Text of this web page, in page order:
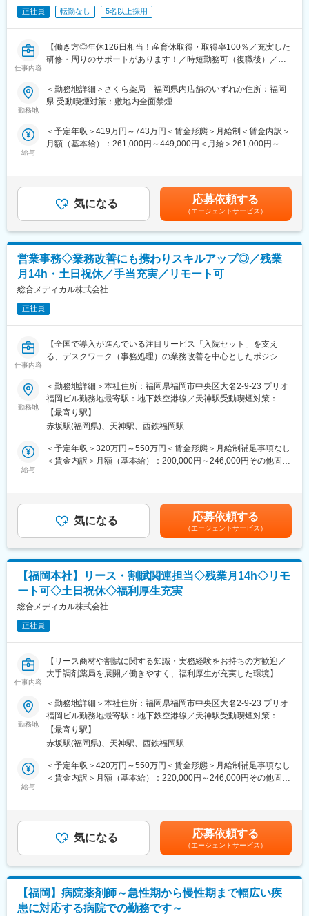
■営業スタイル
・新規開拓中心
・紹介は一部あり（社員紹介／銀行など）
新規開拓の手法は自由です。自分なりの勝ちパターンを確立でき
る方が活躍しています。
・年間 新規契約：25～30店舗（5～6法人）
・契約までのリードタイム：半年以上
■求める人物像
・ポジティブ思考／高いストレス耐性をお持ちの方
・自らPDCAを回し、改善し続けられる方
・経営改善に大きなインパクトを与えられる
・経営者のパートナー的存在になれる
・決算書を基にした提案など、ビジネス視点が身につく
■働き方・環境
・年休126日／土日祝休み
・残業月平均10h未満／時差出勤可
・有給は入社日付与＆時間単位で取得OK
■組織構成
・中途社員も多く、馴染みやすい環境
変更の範囲：営業、企画立案、社内外で折衝等の総合的判断が必
要な非定型業務全般
正社員 転勤なし 5名以上採用
仕事内容
【働き方◎年休126日相当！産育休取得・取得率100％／充実した
研修・周りのサポートがあります！／時短勤務可（復職後）／全
【職務概要】
をお任せします。
す。その一つが約20年前から導入され、進化を続けている調剤シ
ステム「SPITS」。
■処方箋受付から一連の調剤業務を連動させ、業務効率化を図るほ
か、調剤過誤防止機能を高め、患者様と働くスタッフを守ってい
ます。
《業界トップクラスの認定薬局数と盤石化を図る組織体制》
■がん診療連携拠点病院等との密な連携を行いつつ、より高度な薬
学管理や、高い専門性が求められる特殊な調剤に対応できる専門
ている理由の1つです。
■薬剤師→管理薬剤師→エリアマネージャーを目指せます。個々人
の能力によりますが、2～3年でキャリアアップが可能です。ま
た、管理薬剤師になると月2.5万円の昇給が行われます。
■ご希望によっては、薬剤師専任・マネジメントとしてのキャリア
だけではなく、採用担当／研修担当／本社勤務へのキャリアチェ
ンジも可能です。
■平均残業時間 月11.9時間
■年休126日相当（126日×8時間＝1,008時間）
■中途入社ならではの悩みを解消し、さくら薬局グループのビジョ
ンや社内規定などをご案内。同期入社の方との繋がりを踏まえ、
『さくら薬局の薬剤師』として、安心してキャリアをスタートい
ただくための研修です。
■【生涯学習講座】【薬局薬剤師総論】【疾患別ベーシック講座】
【疾患別アドバンス講座】等、薬局薬剤師・かかりつけ薬剤師に
必要な知識を習得することができます。
勤務地
＜勤務地詳細＞さくら薬局 福岡県内店舗のいずれか住所：福岡
県 受動喫煙対策：敷地内全面禁煙
給与
＜予定年収＞419万円～743万円＜賃金形態＞月給制＜賃金内訳＞
月額（基本給）：261,000円～449,000円＜月給＞261,000円～
性があります。月給(月額)は固定手当を含めた表記です。
気になる 応募依頼する
（エージェントサービス）
営業事務◇業務改善にも携わりスキルアップ◎／残業
月14h・土日祝休／手当充実／リモート可
総合メディカル株式会社
正社員
仕事内容
【全国で導入が進んでいる注目サービス「入院セット」を支え
る、デスクワーク（事務処理）の業務改善を中心としたポジショ
【業務内容】
■受発注・データ処理業務:アプリを使用したデータチェック業
務、ECサイト（注文～受発注～管理）の運用、後払いシステム会
社への請求処理。
■バックオフィス全般: 支払い、請求書・報告書の作成および送
付、売上・仕訳処理、チャットツール（chat）を使用した社内外
【将来的には...】
■入院セットの事務処理全般をスムーズに回せるようになった後
ていただきます。
【当ポジションの魅力】
■入院セットは当社新規事業、後発とはいえ全国のレンタルテレビ
事業を牽引してきた経緯があり、病棟アメニティ事業の横展開と
して急速に事業拡大中。
■今後当社医業支援事業領域を支えていくビジネスでもありバック
ヤードとはいえ責任と裁量を持ち合わせたポジション。
【働き方】
■残業月平均14時間／2025年度実績
■年間休日：125日（2026年度）
■年間有給休暇：10日～20日
■休日:完全週休2日制(土日祝)
■年末年始休暇：あり
■有給休暇（入社と同時に付与、半日・時間単位での取得可）
■財形貯蓄
■長期所得保障保険制度
■団体保険
■産前、産後休業
■配偶者出産休暇
■妊婦・育児・介護時短勤務
勤務地
＜勤務地詳細＞本社住所：福岡県福岡市中央区大名2-9-23 プリオ
福岡ビル勤務地最寄駅：地下鉄空港線／天神駅受動喫煙対策：屋
内全面禁煙変更の範囲：会社の定める事業所
【最寄り駅】
赤坂駅(福岡県)、天神駅、西鉄福岡駅
給与
＜予定年収＞320万円～550万円＜賃金形態＞月給制補足事項なし
＜賃金内訳＞月額（基本給）：200,000円～246,000円その他固定
まらないケースも発生する可能性があります賞与年2回（2025年
度実績4.4ヶ月）、昇給年1回住宅補助手当、家族手当、残業手
当、休日出勤手当など賃金はあくまでも目安の金額であり、選考
を通じて上下する可能性があります。月給(月額)は固定手当を含め
た表記です。
気になる 応募依頼する
（エージェントサービス）
【福岡本社】リース・割賦関連担当◇残業月14h◇リモ
ート可◇土日祝休◇福利厚生充実
総合メディカル株式会社
正社員
仕事内容
【リース商材や割賦に関する知識・実務経験をお持ちの方歓迎／
大手調剤薬局を展開／働きやすく、福利厚生が充実した環境】
【業務内容】
■リース・割賦関連: 事前審査の依頼、稟議書の確認、転リース窓
口、転リース交渉、転リース会社との契約締結、車両契約に関連
する一連の事務、リース手続き全般。
■物販関連: 稟議関連の実務対応。
■社内折衝・問い合わせ対応: 営業部門からのリース商材や契約に
関する問い合わせ、各種相談に対するスピード感を持った窓口対
■「次世代のコアメンバー」としての明確なキャリア:単なるルー
ティン事務ではなく、現在の担当者の後継者として、部門を支え
る要のポジションを将来担っていただきたい
■時差勤務、テレワーク制度あり
■残業月平均14時間／2025年度実績
■年間休日：125日（2026年度）
勤務地
＜勤務地詳細＞本社住所：福岡県福岡市中央区大名2-9-23 プリオ
福岡ビル勤務地最寄駅：地下鉄空港線／天神駅受動喫煙対策：屋
内全面禁煙変更の範囲：会社の定める事業所
【最寄り駅】
赤坂駅(福岡県)、天神駅、西鉄福岡駅
給与
＜予定年収＞420万円～550万円＜賃金形態＞月給制補足事項なし
＜賃金内訳＞月額（基本給）：220,000円～246,000円その他固定
まらないケースも発生する可能性があります賞与年2回（2025年
度実績4.4ヶ月）、昇給年1回住宅補助手当、家族手当、残業手
当、休日出勤手当など賃金はあくまでも目安の金額であり、選考
を通じて上下する可能性があります。月給(月額)は固定手当を含め
た表記です。
気になる 応募依頼する
（エージェントサービス）
【福岡】病院薬剤師～急性期から慢性期まで幅広い疾
患に対応する病院での勤務です～